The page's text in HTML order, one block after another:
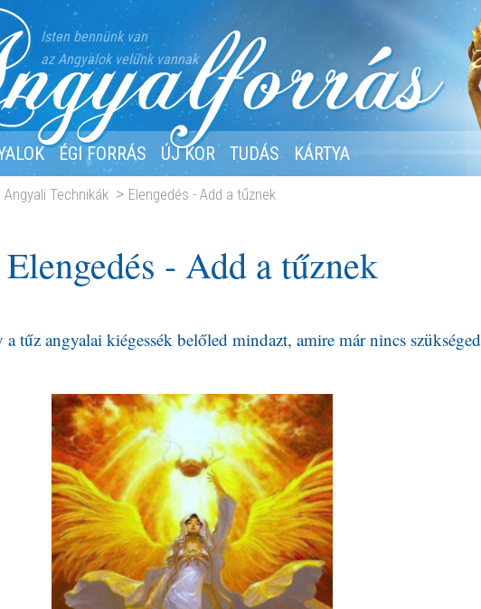
Isten bennünk van
az Angyalok velünk vannak
ÉGI FORRÁS ÚJ KOR TUDÁS KÁRTYA
Angyali Technikák Elengedés - Add a tűznek
Elengedés - Add a tűznek
tűz angyalai kiégessék belőled mindazt, amire már nincs szükséged